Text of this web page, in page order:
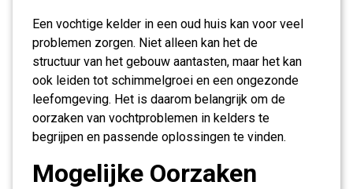
Een vochtige kelder in een oud huis kan voor veel
problemen zorgen. Niet alleen kan het de
structuur van het gebouw aantasten, maar het kan
ook leiden tot schimmelgroei en een ongezonde
leefomgeving. Het is daarom belangrijk om de
oorzaken van vochtproblemen in kelders te
begrijpen en passende oplossingen te vinden.
Mogelijke Oorzaken